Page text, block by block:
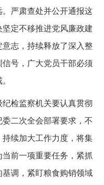
严肃查处并公开通报这
定不移推进党风廉政建
志，持续释放了深入整
号，广大党员干部必须
检监察机关要认真贯彻
二次全会部署要求，不
续加大工作力度，将集
前一项重要任务，紧抓
调，紧盯粮食购销领域